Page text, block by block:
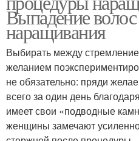
Выпадение
наращивания
Выбирать между
желанием
не обязательно: пряди
всего за один день
имеет свои «подводные
женщины замечают